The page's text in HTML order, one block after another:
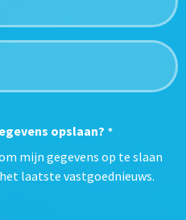
opslaan? *
mijn gegevens op te slaan
laatste vastgoednieuws.